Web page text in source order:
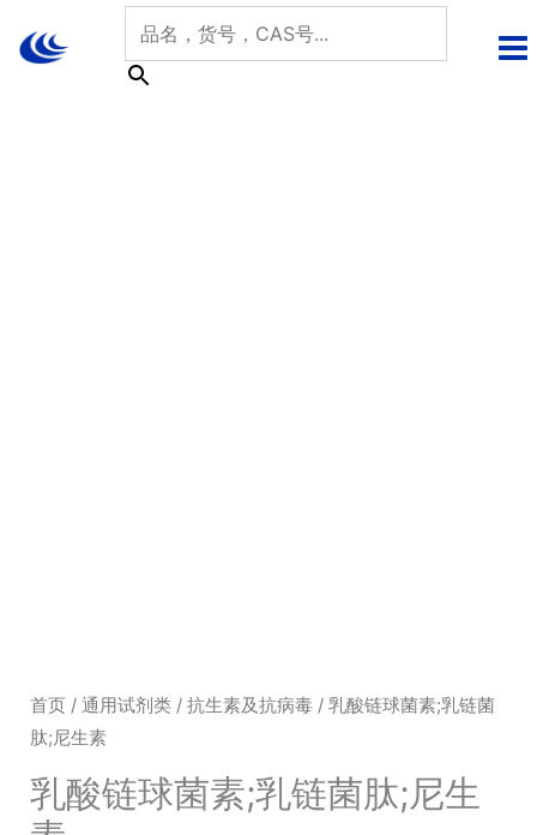
首页/ 通用试剂类/ 抗生素及抗病毒/ 乳酸链球菌素;乳链菌
肽;尼生素
乳酸链球菌素;乳链菌肽;尼生